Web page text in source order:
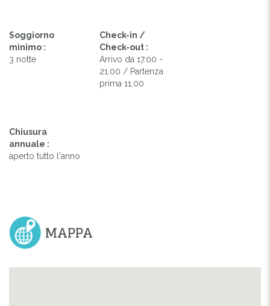
Soggiorno
minimo :
3 notte
Check-in /
Check-out :
Arrivo da 17.00 -
21.00 / Partenza
prima 11.00
Chiusura
annuale :
aperto tutto l'anno
MAPPA